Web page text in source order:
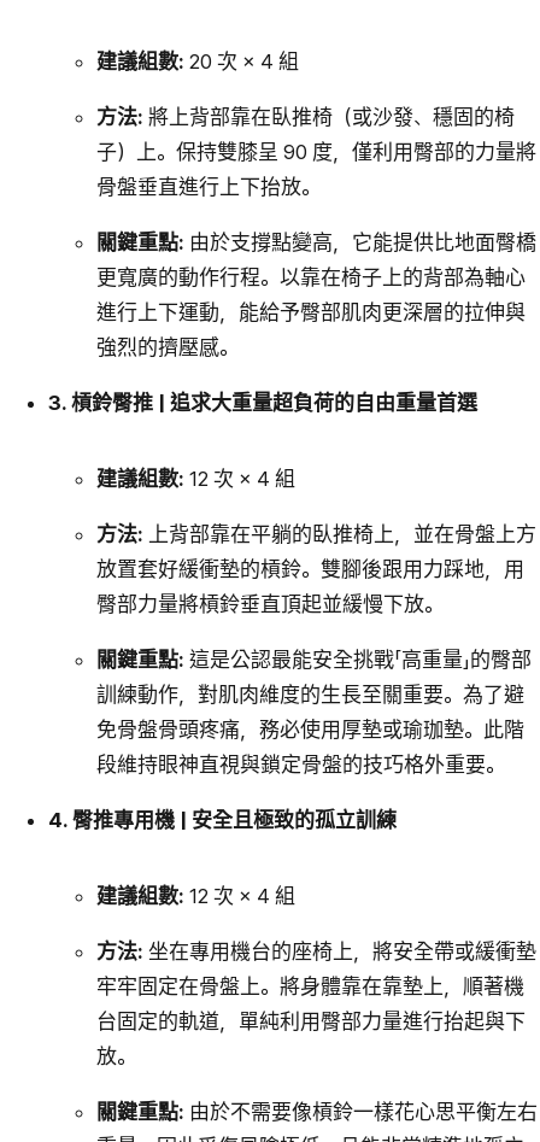
建議組數: 20 次 × 4 組
方法: 將上背部靠在臥推椅（或沙發、穩固的椅
子）上。保持雙膝呈 90 度，僅利用臀部的力量將
骨盤垂直進行上下抬放。
關鍵重點: 由於支撐點變高，它能提供比地面臀橋
更寬廣的動作行程。以靠在椅子上的背部為軸心
進行上下運動，能給予臀部肌肉更深層的拉伸與
強烈的擠壓感。
3. 槓鈴臀推 | 追求大重量超負荷的自由重量首選
建議組數: 12 次 × 4 組
方法: 上背部靠在平躺的臥推椅上，並在骨盤上方
放置套好緩衝墊的槓鈴。雙腳後跟用力踩地，用
臀部力量將槓鈴垂直頂起並緩慢下放。
關鍵重點: 這是公認最能安全挑戰「高重量」的臀部
訓練動作，對肌肉維度的生長至關重要。為了避
免骨盤骨頭疼痛，務必使用厚墊或瑜珈墊。此階
段維持眼神直視與鎖定骨盤的技巧格外重要。
4. 臀推專用機 | 安全且極致的孤立訓練
建議組數: 12 次 × 4 組
方法: 坐在專用機台的座椅上，將安全帶或緩衝墊
牢牢固定在骨盤上。將身體靠在靠墊上，順著機
台固定的軌道，單純利用臀部力量進行抬起與下
放。
關鍵重點: 由於不需要像槓鈴一樣花心思平衡左右